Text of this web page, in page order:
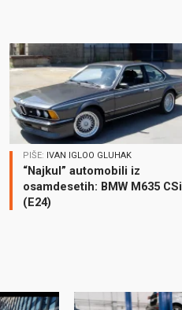
PIŠE: IVAN IGLOO GLUHAK
“Najkul” automobili iz
osamdesetih: BMW M635 CSi
(E24)